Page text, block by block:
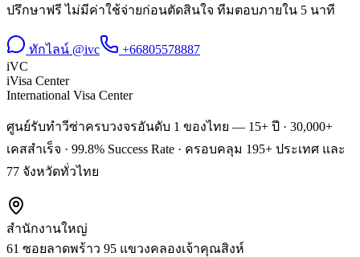
ปรึกษาฟรี ไม่มีค่าใช้จ่ายก่อนตัดสินใจ ทีมตอบภายใน 5 นาที
ทักไลน์ @ivc
+66805578887
iVC
iVisa Center
International Visa Center
ศูนย์รับทำวีซ่าครบวงจรอันดับ 1 ของไทย — 15+ ปี · 30,000+
เคสสำเร็จ · 99.8% Success Rate · ครอบคลุม 195+ ประเทศ และ
77 จังหวัดทั่วไทย
สำนักงานใหญ่
61 ซอยลาดพร้าว 95 แขวงคลองเจ้าคุณสิงห์